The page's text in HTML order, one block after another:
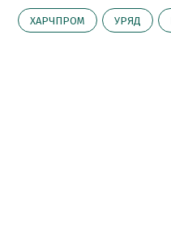
ХАРЧПРОМ УРЯД